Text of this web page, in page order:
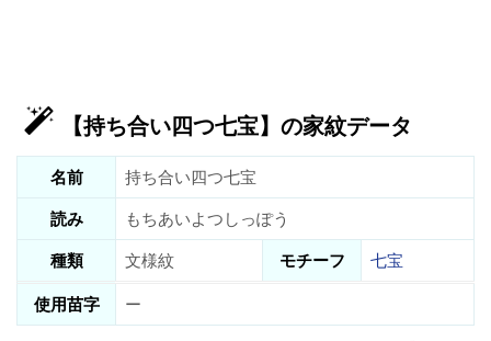
【持ち合い四つ七宝】の家紋データ
名前
持ち合い四つ七宝
読み
もちあいよつしっぽう
種類
文様紋 モチーフ
七宝
使用苗字
ー